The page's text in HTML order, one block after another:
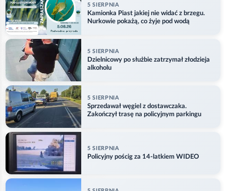
5 SIERPNIA
Kamionka Piast jakiej nie widać z brzegu.
Nurkowie pokażą, co żyje pod wodą
5 SIERPNIA
Dzielnicowy po służbie zatrzymał złodzieja
alkoholu
5 SIERPNIA
Sprzedawał węgiel z dostawczaka.
Zakończył trasę na policyjnym parkingu
5 SIERPNIA
Policyjny pościg za 14-latkiem WIDEO